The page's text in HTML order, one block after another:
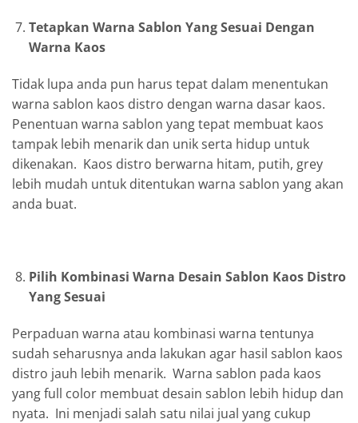
Tetapkan Warna Sablon Yang Sesuai Dengan
Warna Kaos
Tidak lupa anda pun harus tepat dalam menentukan
warna sablon kaos distro dengan warna dasar kaos.
Penentuan warna sablon yang tepat membuat kaos
tampak lebih menarik dan unik serta hidup untuk
dikenakan. Kaos distro berwarna hitam, putih, grey
lebih mudah untuk ditentukan warna sablon yang akan
anda buat.
Pilih Kombinasi Warna Desain Sablon Kaos Distro
Yang Sesuai
Perpaduan warna atau kombinasi warna tentunya
sudah seharusnya anda lakukan agar hasil sablon kaos
distro jauh lebih menarik. Warna sablon pada kaos
yang full color membuat desain sablon lebih hidup dan
nyata. Ini menjadi salah satu nilai jual yang cukup